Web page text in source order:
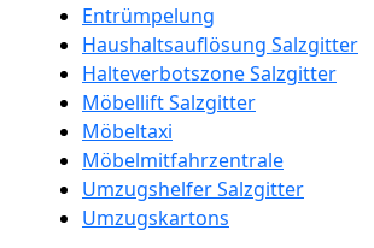
Entrümpelung
Haushaltsauflösung Salzgitter
Halteverbotszone Salzgitter
Möbellift Salzgitter
Möbeltaxi
Möbelmitfahrzentrale
Umzugshelfer Salzgitter
Umzugskartons